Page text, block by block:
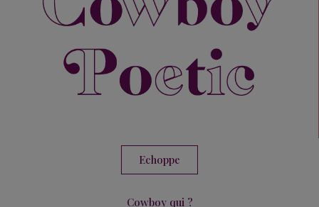
Echoppe
Cowboy qui ?